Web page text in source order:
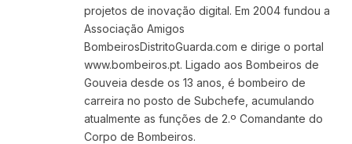
projetos de inovação digital. Em 2004 fundou a
Associação Amigos
BombeirosDistritoGuarda.com e dirige o portal
www.bombeiros.pt. Ligado aos Bombeiros de
Gouveia desde os 13 anos, é bombeiro de
carreira no posto de Subchefe, acumulando
atualmente as funções de 2.º Comandante do
Corpo de Bombeiros.